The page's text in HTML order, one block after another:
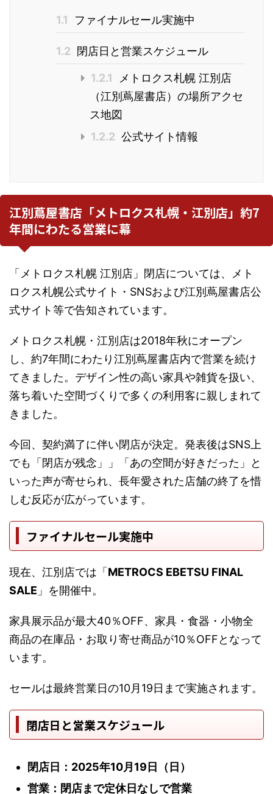
1.1 ファイナルセール実施中
1.2 閉店日と営業スケジュール
1.2.1
メトロクス札幌 江別店
（江別蔦屋書店）の場所アクセ
ス地図
1.2.2 公式サイト情報
江別蔦屋書店「メトロクス札幌・江別店」約7
年間にわたる営業に幕
「メトロクス札幌 江別店」閉店については、メト
ロクス札幌公式サイト・SNSおよび江別蔦屋書店公
式サイト等で告知されています。
メトロクス札幌・江別店は2018年秋にオープン
し、約7年間にわたり江別蔦屋書店内で営業を続け
てきました。デザイン性の高い家具や雑貨を扱い、
落ち着いた空間づくりで多くの利用客に親しまれて
きました。
今回、契約満了に伴い閉店が決定。発表後はSNS上
でも「閉店が残念」」「あの空間が好きだった」と
いった声が寄せられ、長年愛された店舗の終了を惜
しむ反応が広がっています。
ファイナルセール実施中
現在、江別店では「METROCS EBETSU FINAL
SALE 」を開催中。
家具展示品が最大40％OFF、家具・食器・小物全
商品の在庫品・お取り寄せ商品が10％OFFとなって
います。
セールは最終営業日の10月19日まで実施されます。
閉店日と営業スケジュール
閉店日：2025年10月19日（日）
営業：閉店まで定休日なしで営業